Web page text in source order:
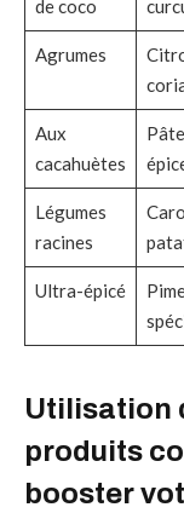
de coco
Agrumes
Aux
cacahuètes
Légumes
racines
Ultra-épicé
Utilisation
produits
booster